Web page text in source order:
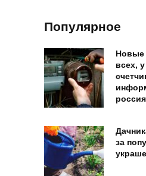
Популярное
Новые
всех,
за